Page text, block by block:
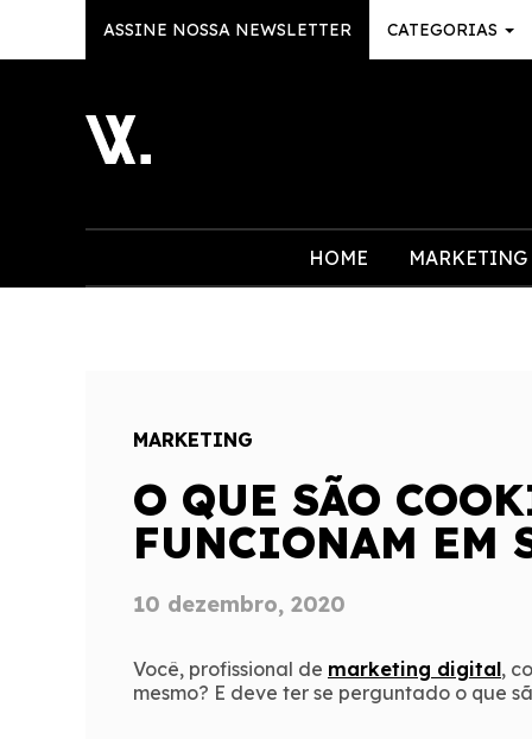
ASSINE NOSSA NEWSLETTER CATEGORIAS
HOME MARKETING
MARKETING
O QUE SÃO
FUNCIONAM EM
10 dezembro, 2020
Você, profissional de marketing digital,
mesmo? E deve ter se perguntado o que